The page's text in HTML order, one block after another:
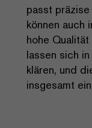
passt
können auch
hohe
lassen sich
klären, und
insgesamt